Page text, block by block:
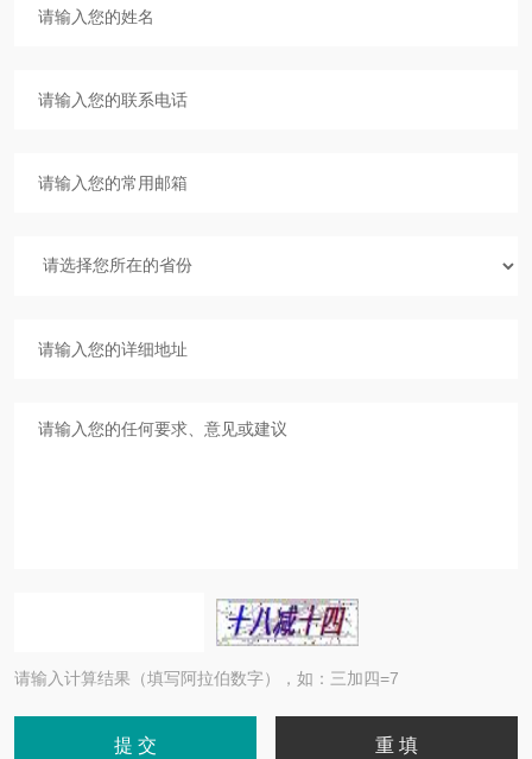
请输入计算结果（填写阿拉伯数字），如：三加四=7